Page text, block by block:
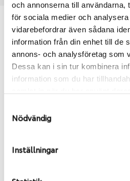
och annonserna till användarna,
för sociala medier och
vidarebefordrar även sådana
information från din enhet till de
annons- och analysföretag som
Dessa kan i sin tur kombinera
information som du har
Nödvändig
Inställningar
Passar detta däck
Ange registreringsnummer
du valt passar din bilmodell.
skall sättas på dina befintliga
årens lopp och inte vara
bilen hade ut från fabrik.